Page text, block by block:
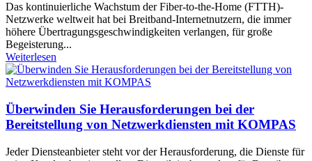
Das kontinuierliche Wachstum der Fiber-to-the-Home (FTTH)-
Netzwerke weltweit hat bei Breitband-Internetnutzern, die immer
höhere Übertragungsgeschwindigkeiten verlangen, für große
Begeisterung...
Weiterlesen
Überwinden Sie Herausforderungen bei der
Bereitstellung von Netzwerkdiensten mit KOMPAS
Jeder Diensteanbieter steht vor der Herausforderung, die Dienste für